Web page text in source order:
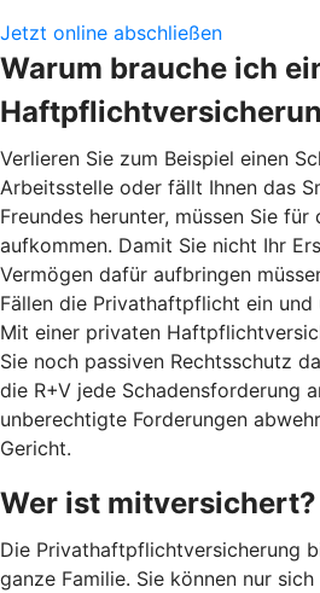
Jetzt online abschließen
Warum brauche ich
Verlieren Sie zum Beispiel einen
Arbeitsstelle oder fällt Ihnen das
Freundes herunter, müssen Sie für
aufkommen. Damit Sie nicht Ihr
Vermögen dafür aufbringen
Fällen die Privathaftpflicht ein und
Mit einer privaten
Sie noch passiven Rechtsschutz
die R+V jede Schadensforderung
unberechtigte Forderungen
Gericht.
Wer ist mitversichert?
Die Privathaftpflichtversicherung
ganze Familie. Sie können nur